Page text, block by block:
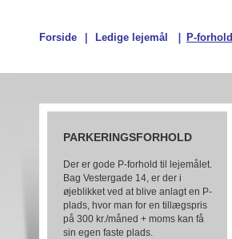
Forside Ledige lejemål P-forhold
PARKERINGSFORHOLD
Der er gode P-forhold til lejemålet.
Bag Vestergade 14, er der i
øjeblikket ved at blive anlagt en P-
plads, hvor man for en tillægspris
på 300 kr./måned + moms kan få
sin egen faste plads.